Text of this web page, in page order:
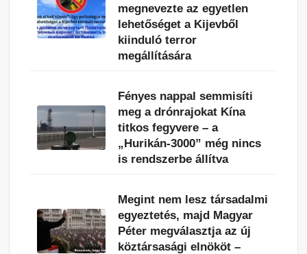
megnevezte az egyetlen
lehetőséget a Kijevből
kiinduló terror
megállítására
Fényes nappal semmisíti
meg a drónrajokat Kína
titkos fegyvere – a
„Hurikán-3000” még nincs
is rendszerbe állítva
Megint nem lesz társadalmi
egyeztetés, majd Magyar
Péter megválasztja az új
köztársasági elnököt –